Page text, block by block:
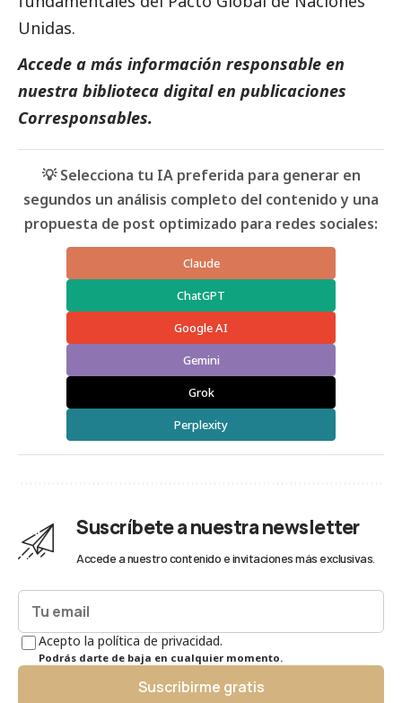
Unidas.
Accede a más información responsable en
nuestra biblioteca digital en publicaciones
Corresponsables.
💡 Selecciona tu IA preferida para generar en
segundos un análisis completo del contenido y una
propuesta de post optimizado para redes sociales:
Claude
ChatGPT
Google AI
Gemini
Grok
Perplexity
Suscríbete a nuestra newsletter
Accede a nuestro contenido e invitaciones más exclusivas.
Acepto la política de privacidad.
Podrás darte de baja en cualquier momento.
Suscribirme gratis